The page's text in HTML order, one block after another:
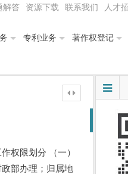
解答 资源下载 联系我们 人才
专利业务 著作权登记
权限划分 （一）
部办理；归属地